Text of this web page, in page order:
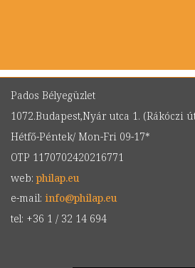
Pados Bélyegüzlet
1072.Budapest,Nyár utca 1. (Rákóczi
Hétfő-Péntek/ Mon-Fri 09-17*
OTP 1170702420216771
web:philap.eu
e-mail: info@philap.eu
tel: +36 1 / 32 14 694